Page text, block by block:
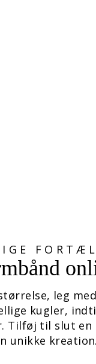
leg
kugler,
Tilføj til slut en
unikke kreation.